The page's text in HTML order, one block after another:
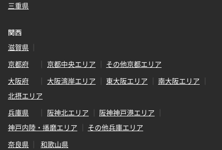
三重県
関西
滋賀県
京都府
京都中央エリア
その他京都エリア
大阪府
大阪湾岸エリア 東大阪エリア
南大阪エリア
北摂エリア
兵庫県
阪神北エリア
阪神神戸港エリア
神戸内陸・播磨エリア
その他兵庫エリア
奈良県
和歌山県